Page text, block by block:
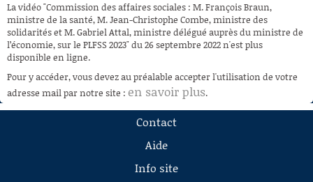
À LA DEMANDE
RECHERCHE
AIDE À LA DÉCOUPE
DE VIDÉOS
La vidéo "Commission des affaires sociales : M. François Braun,
ministre de la santé, M. Jean-Christophe Combe, ministre des
solidarités et M. Gabriel Attal, ministre délégué auprès du ministre de
l’économie, sur le PLFSS 2023" du 26 septembre 2022 n'est plus
disponible en ligne.
Pour y accéder, vous devez au préalable accepter l'utilisation de votre
adresse mail par notre site : en savoir plus.
Contact
Aide
Info site